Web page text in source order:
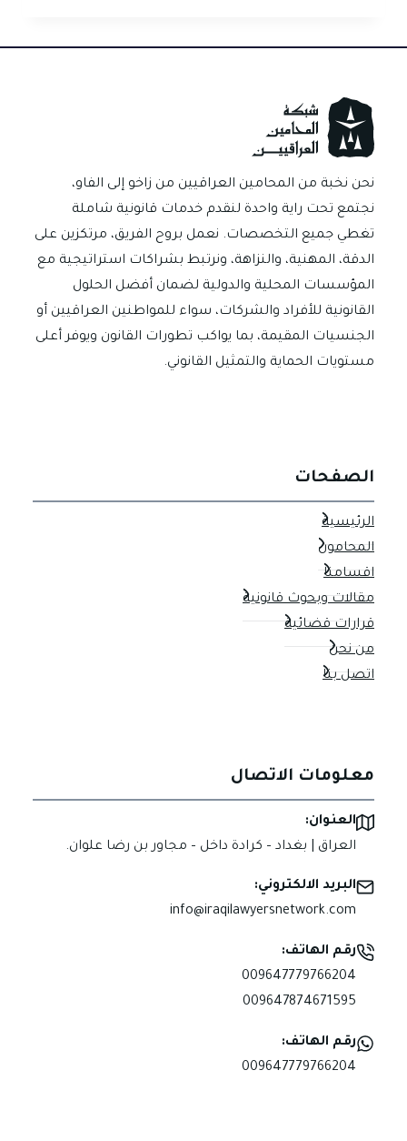
سيقلب
في
العراق:
من
الورق
المتآكل
إلى
نحن نخبة من المحامين العراقيين من زاخو إلى الفاو،
نجتمع تحت راية واحدة لنقدم خدمات قانونية شاملة
تغطي جميع التخصصات. نعمل بروح الفريق، مرتكزين على
الدقة، المهنية، والنزاهة، ونرتبط بشراكات استراتيجية مع
المؤسسات المحلية والدولية لضمان أفضل الحلول
القانونية للأفراد والشركات، سواء للمواطنين العراقيين أو
الجنسيات المقيمة، بما يواكب تطورات القانون ويوفر أعلى
مستويات الحماية والتمثيل القانوني.
الصفحات
الرئيسية
المحامون
اقسامنا
مقالات وبحوث قانونية
قرارات قضائية
من نحن
اتصل بنا
معلومات الاتصال
العنوان:
العراق | بغداد – كرادة داخل – مجاور بن رضا علوان.
البريد الالكتروني:
info@iraqilawyersnetwork.com
رقم الهاتف:
009647779766204
009647874671595
رقم الهاتف:
009647779766204